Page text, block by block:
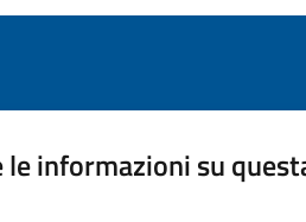
le informazioni su